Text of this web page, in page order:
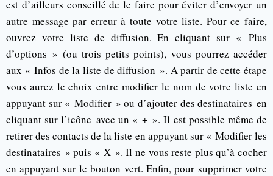
est d’ailleurs conseillé de le faire pour éviter d’envoyer un
autre message par erreur à toute votre liste. Pour ce faire,
ouvrez votre liste de diffusion. En cliquant sur « Plus
d’options » (ou trois petits points), vous pourrez accéder
aux « Infos de la liste de diffusion ». A partir de cette étape
vous aurez le choix entre modifier le nom de votre liste en
appuyant sur « Modifier » ou d’ajouter des destinataires en
cliquant sur l’icône avec un « + ». Il est possible même de
retirer des contacts de la liste en appuyant sur « Modifier les
destinataires » puis « X ». Il ne vous reste plus qu’à cocher
en appuyant sur le bouton vert. Enfin, pour supprimer votre